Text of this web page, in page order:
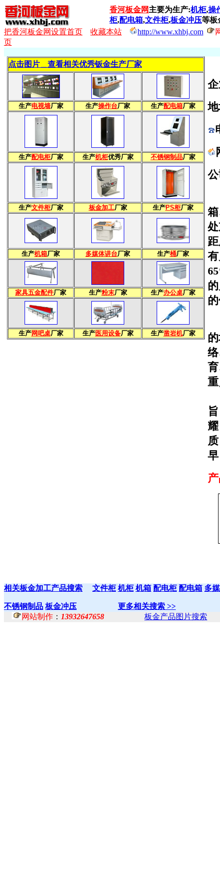
香河板金网主要为生产:机柜,操
柜,配电箱,文件柜,板金冲压等板
把香河板金网设置首页
收藏本站 http://www.xhbj.com
页
点击图片＿查看相关优秀钣金生产厂家
生产电视墙厂家 生产操作台厂家 生产配电箱厂家
生产配电柜厂家 生产机柜优秀厂家 不锈钢制品厂家
生产文件柜厂家 板金加工厂家 生产PS柜厂家
生产机箱厂家 多媒体讲台厂家 生产桶厂家
家具五金配件厂家 生产粉末厂家 生产办公桌厂家
生产网吧桌厂家 生产医用设备厂家 生产凿岩机厂家
相关板金加工产品搜索 文件柜 机柜 机箱 配电柜 配电箱 多
不锈钢制品 板金冲压
更多相关搜索 >>
网站制作 ： 13932647658 板金产品图片搜索